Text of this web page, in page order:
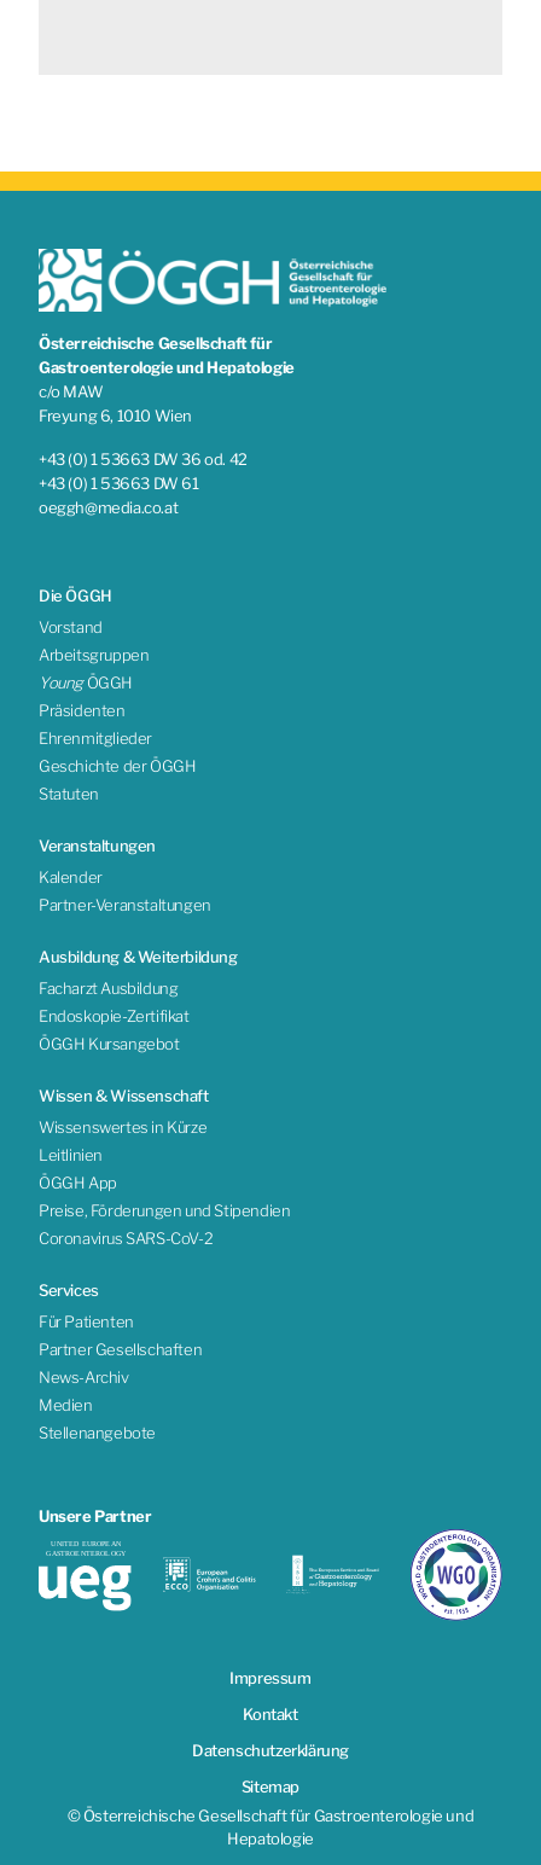
Österreichische Gesellschaft für
Gastroenterologie und Hepatologie
c/o MAW
Freyung 6, 1010 Wien
+43 (0) 1 53663 DW 36 od. 42
+43 (0) 1 53663 DW 61
oeggh@media.co.at
Die ÖGGH
Vorstand
Arbeitsgruppen
YoungÖGGH
Präsidenten
Ehrenmitglieder
Geschichte der ÖGGH
Statuten
Veranstaltungen
Kalender
Partner-Veranstaltungen
Ausbildung & Weiterbildung
Facharzt Ausbildung
Endoskopie-Zertifikat
ÖGGH Kursangebot
Wissen & Wissenschaft
Wissenswertes in Kürze
Leitlinien
ÖGGH App
Preise, Förderungen und Stipendien
Coronavirus SARS-CoV-2
Services
Für Patienten
Partner Gesellschaften
News-Archiv
Medien
Stellenangebote
Unsere Partner
Impressum
Kontakt
Datenschutzerklärung
Sitemap
© Österreichische Gesellschaft für Gastroenterologie und
Hepatologie